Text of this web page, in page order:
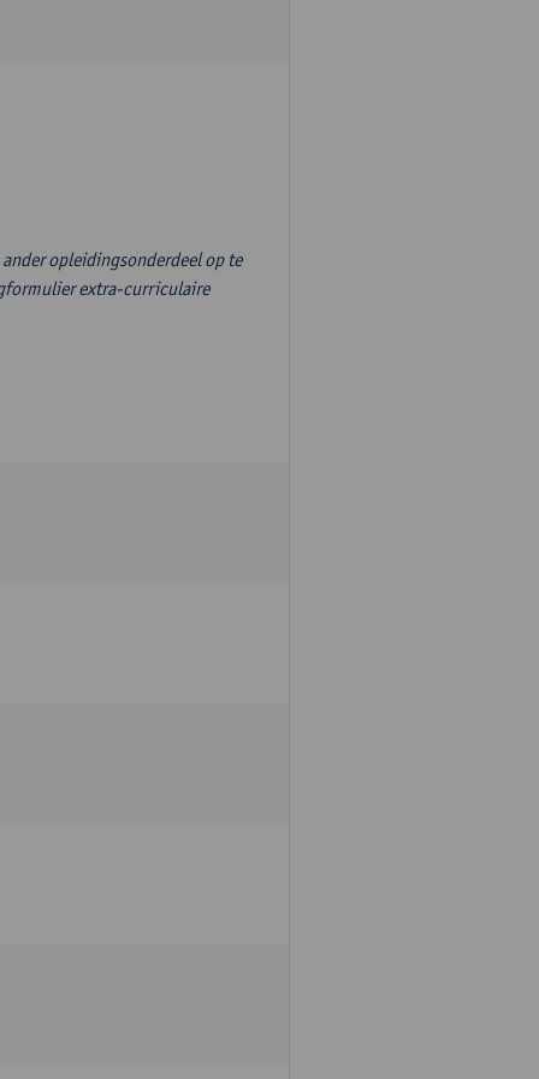
opleidingsonderdeel op te
extra-curriculaire